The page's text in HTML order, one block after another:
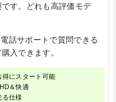
す。どれも高評価モデ
話サポートで質問できる
入できます。
得にスタート可能
＆快適
る仕様